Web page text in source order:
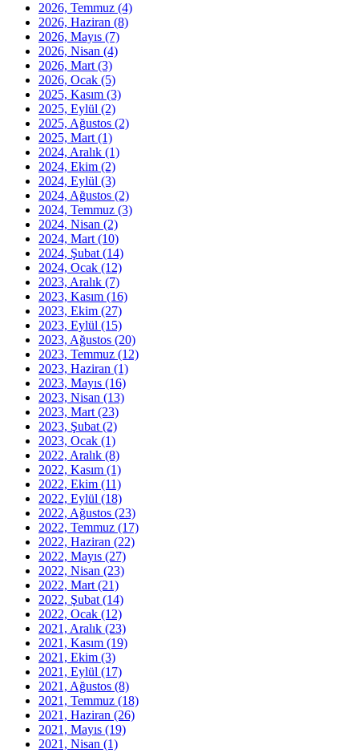
2026, Temmuz (4)
2026, Haziran (8)
2026, Mayıs (7)
2026, Nisan (4)
2026, Mart (3)
2026, Ocak (5)
2025, Kasım (3)
2025, Eylül (2)
2025, Ağustos (2)
2025, Mart (1)
2024, Aralık (1)
2024, Ekim (2)
2024, Eylül (3)
2024, Ağustos (2)
2024, Temmuz (3)
2024, Nisan (2)
2024, Mart (10)
2024, Şubat (14)
2024, Ocak (12)
2023, Aralık (7)
2023, Kasım (16)
2023, Ekim (27)
2023, Eylül (15)
2023, Ağustos (20)
2023, Temmuz (12)
2023, Haziran (1)
2023, Mayıs (16)
2023, Nisan (13)
2023, Mart (23)
2023, Şubat (2)
2023, Ocak (1)
2022, Aralık (8)
2022, Kasım (1)
2022, Ekim (11)
2022, Eylül (18)
2022, Ağustos (23)
2022, Temmuz (17)
2022, Haziran (22)
2022, Mayıs (27)
2022, Nisan (23)
2022, Mart (21)
2022, Şubat (14)
2022, Ocak (12)
2021, Aralık (23)
2021, Kasım (19)
2021, Ekim (3)
2021, Eylül (17)
2021, Ağustos (8)
2021, Temmuz (18)
2021, Haziran (26)
2021, Mayıs (19)
2021, Nisan (1)